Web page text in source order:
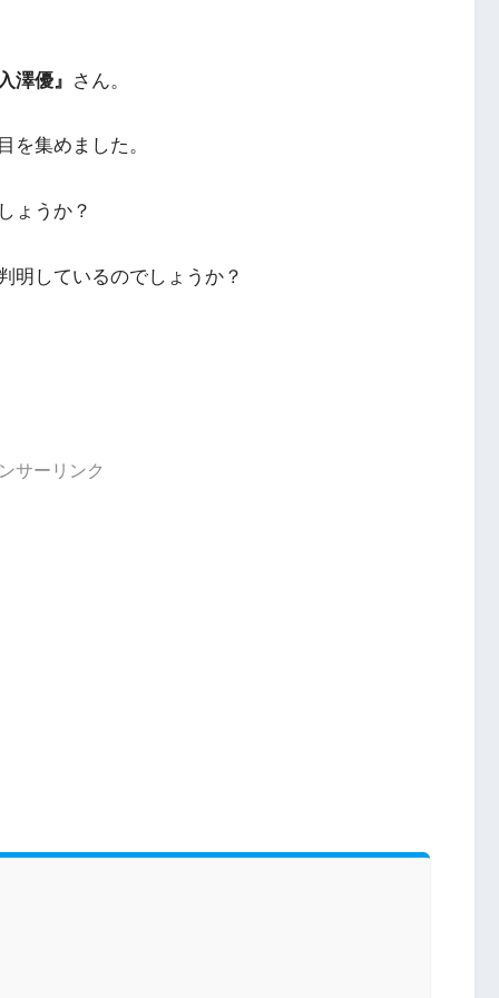
澤優』 さん。
を集めました。
ょうか？
明しているのでしょうか？
サーリンク